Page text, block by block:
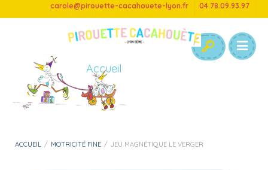
carole@pirouette-cacahouete-lyon.fr 04.78.09.93.97
Accueil
ACCUEIL / MOTRICITÉ FINE / JEU MAGNÉTIQUE LE VERGER